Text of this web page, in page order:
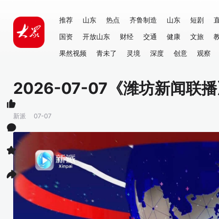
推荐 山东 热点 齐鲁制造 山东 短剧
国资
开放山东 财经 交通 健康 文旅
果然视频
青未了 灵境 深度 创意 观察
2026-07-07《潍坊新闻联
新派 07-07